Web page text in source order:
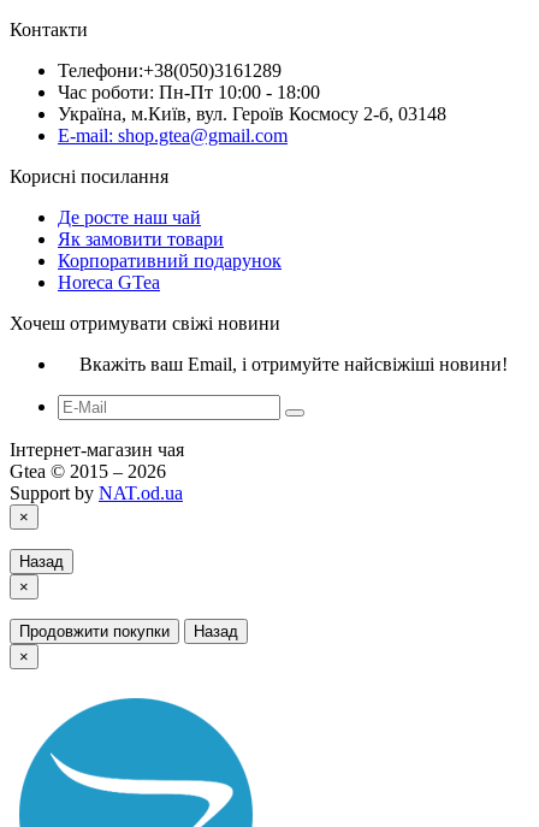
Контакти
Телефони:+38(050)3161289
Час роботи: Пн-Пт 10:00 - 18:00
Україна, м.Київ, вул. Героїв Космосу 2-б, 03148
E-mail: shop.gtea@gmail.com
Корисні посилання
Де росте наш чай
Як замовити товари
Корпоративний подарунок
Horeca GTea
Хочеш отримувати свіжі новини
Вкажіть ваш Email, і отримуйте найсвіжіші новини!
Інтернет-магазин чая
Gtea © 2015 – 2026
Support by NAT.od.ua
×
Назад
×
Продовжити покупки
Назад
×